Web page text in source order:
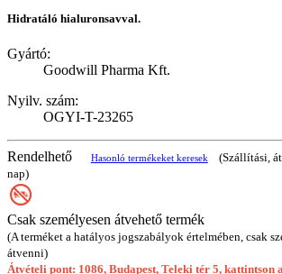
Hidratáló hialuronsavval.
Gyártó:
Goodwill Pharma Kft.
Nyilv. szám:
OGYI-T-23265
Rendelhető Hasonló termékeket keresek
(Szállítási,
nap)
Csak személyesen átvehető termék
(A terméket a hatályos jogszabályok értelmében, csak
átvenni)
Átvételi pont: 1086, Budapest, Teleki tér 5, kattintson